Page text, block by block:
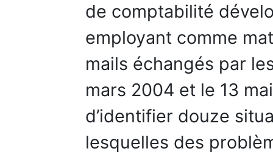
de comptabilité
employant comme
mails échangés par
mars 2004 et le 13
d’identifier douze
lesquelles des